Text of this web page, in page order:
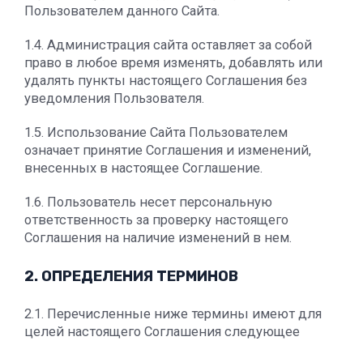
Пользователем данного Сайта.
1.4. Администрация сайта оставляет за собой
право в любое время изменять, добавлять или
удалять пункты настоящего Соглашения без
уведомления Пользователя.
1.5. Использование Сайта Пользователем
означает принятие Соглашения и изменений,
внесенных в настоящее Соглашение.
1.6. Пользователь несет персональную
ответственность за проверку настоящего
Соглашения на наличие изменений в нем.
2. ОПРЕДЕЛЕНИЯ ТЕРМИНОВ
2.1. Перечисленные ниже термины имеют для
целей настоящего Соглашения следующее